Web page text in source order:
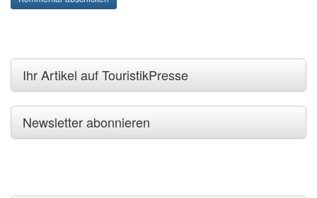
Ihr Artikel auf TouristikPresse
Newsletter abonnieren